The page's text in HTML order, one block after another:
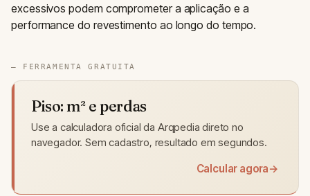
excessivos podem comprometer a aplicação e a
performance do revestimento ao longo do tempo.
— FERRAMENTA GRATUITA
Piso: m² e perdas
Use a calculadora oficial da Arqpedia direto no
navegador. Sem cadastro, resultado em segundos.
Calcular agora→